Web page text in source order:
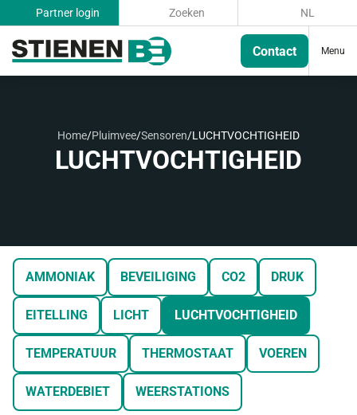
Partner login Zoeken NL
Contact Menu
Home/Pluimvee/Sensoren/LUCHTVOCHTIGHEID
LUCHTVOCHTIGHEID
AMMONIAK BEVEILIGING CO2 DRUK
EITELLING LICHT LUCHTVOCHTIGHEID
TEMPERATUUR THERMOSTAAT VOEREN
WATERDEBIET WEERSTATIONS